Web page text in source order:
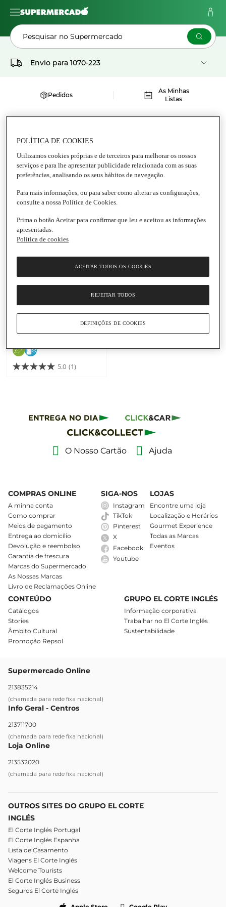
Pesquisar no Supermercado
Envio para 1070-223
Pedidos
As Minhas
Listas
BIOLÓGICOS
Tudo Biológicos
Adicionar
83,63 € / Kg
Salmão Fumado Eco-
Bio Biológico Martiko
Embalagem|80 G
5.0 (1)
O Nosso Cartão Ajuda
COMPRAS ONLINE
A minha conta
Como comprar
Meios de pagamento
Entrega ao domicílio
Devolução e reembolso
Garantia de frescura
Marcas do Supermercado
As Nossas Marcas
Livro de Reclamações Online
SIGA-NOS
Instagram
TikTok
Pinterest
X
Facebook
Youtube
LOJAS
Encontre uma loja
Localização e Horários
Gourmet Experience
Todas as Marcas
Eventos
CONTEÚDO
Catálogos
Stories
Âmbito Cultural
Promoção Repsol
GRUPO EL CORTE INGLÉS
Informação corporativa
Trabalhar no El Corte Inglês
Sustentabilidade
Supermercado Online
213835214
(chamada para rede fixa nacional)
Info Geral - Centros
213711700
(chamada para rede fixa nacional)
Loja Online
213532020
(chamada para rede fixa nacional)
OUTROS SITES DO GRUPO EL CORTE
INGLÉS
El Corte Inglés Portugal
El Corte Inglés Espanha
Lista de Casamento
Viagens El Corte Inglés
Welcome Tourists
El Corte Inglés Business
Seguros El Corte Inglés
POLÍTICA DE COOKIES
Utilizamos cookies próprias e de terceiros para melhorar os nossos
serviços e para lhe apresentar publicidade relacionada com as suas
preferências, analisando os seus hábitos de navegação.
Para mais informações, ou para saber como alterar as configurações,
consulte a nossa Política de Cookies.
Prima o botão Aceitar para confirmar que leu e aceitou as informações
apresentadas.
Política de cookies
REJEITAR TODOS
ACEITAR TODOS OS COOKIES
DEFINIÇÕES DE COOKIES